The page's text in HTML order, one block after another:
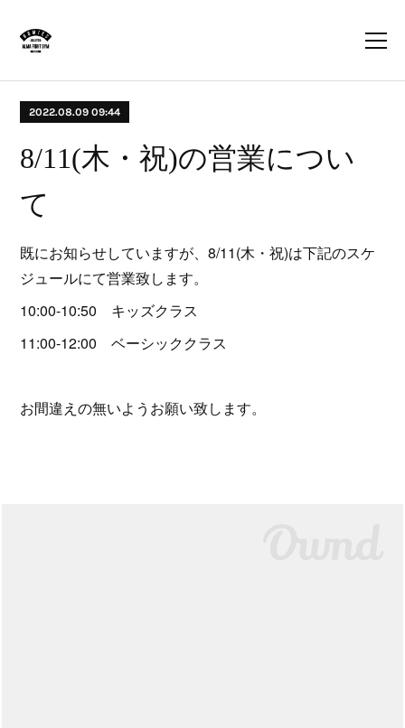
2022.08.09 09:44
8/11(木・祝)の営業につい
て
既にお知らせしていますが、8/11(木・祝)は下記のスケ
ジュールにて営業致します。
10:00-10:50 キッズクラス
11:00-12:00 ベーシッククラス
お間違えの無いようお願い致します。